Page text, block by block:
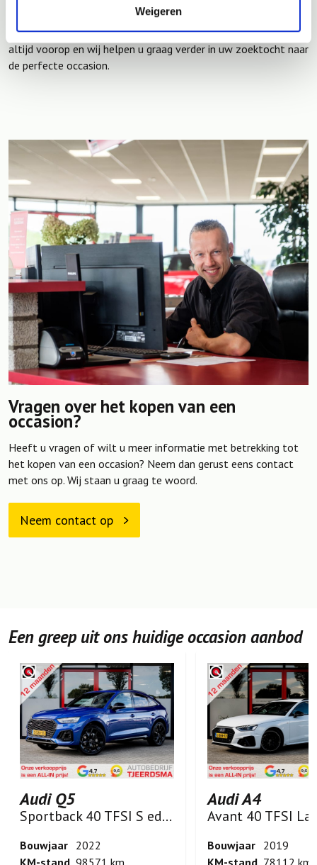
Weigeren
helpen bij het maken van de juiste beslissing. Bij BOVAG
autobedrijf Tjeerdsma staan veiligheid en klanttevredenheid
altijd voorop en wij helpen u graag verder in uw zoektocht naar
de perfecte occasion.
Vragen over het kopen van een
occasion?
Heeft u vragen of wilt u meer informatie met betrekking tot
het kopen van een occasion? Neem dan gerust eens contact
met ons op. Wij staan u graag te woord.
Neem contact op
Een greep uit ons huidige occasion aanbod
Audi Q5
Sportback 40 TFSI S edition
Bouwjaar 2022
Audi A4
Bouwjaar
2019